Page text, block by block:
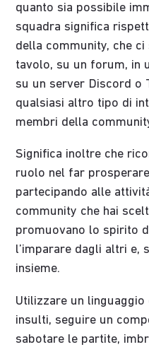
quanto sia possibile
squadra significa
della community, che
tavolo, su un forum, in
su un server Discord o
qualsiasi altro tipo di
membri della
Significa inoltre che
ruolo nel far
partecipando alle
community che hai
promuovano lo spirito
l’imparare dagli altri
insieme.
Utilizzare un
insulti, seguire un
sabotare le partite,